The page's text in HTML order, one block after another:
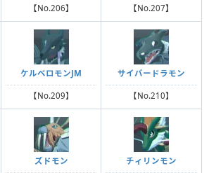
【No.206】 【No.207】
ケルベロモンJM
【No.209】
サイバードラモン
【No.210】
ズドモン チィリンモン